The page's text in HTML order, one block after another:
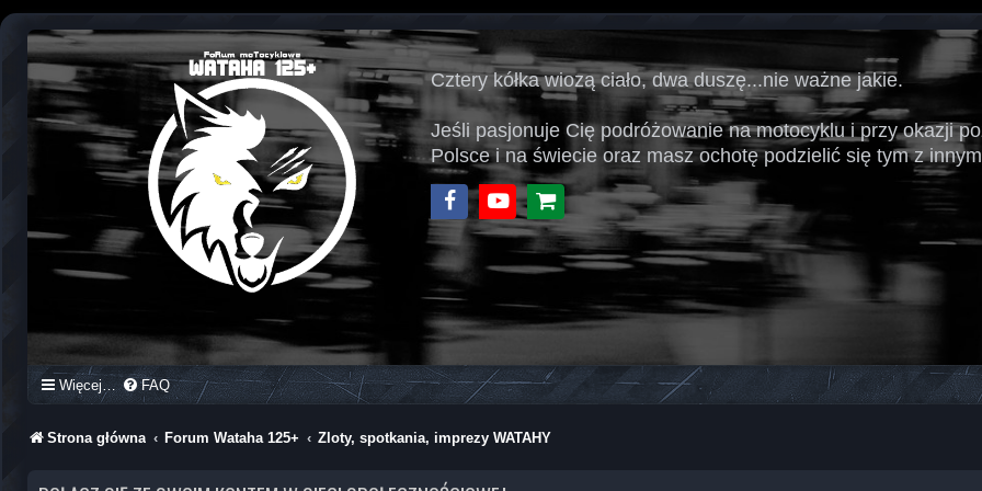
Cztery kółka wiozą ciało, dwa duszę...nie ważne jakie.
Jeśli pasjonuje Cię podróżowanie na motocyklu i przy okazji
Polsce i na świecie oraz masz ochotę podzielić się tym z
FacebookYoutubeSklep
Więcej… FAQ
Strona główna Forum Wataha 125+ Zloty, spotkania, imprezy WATAHY